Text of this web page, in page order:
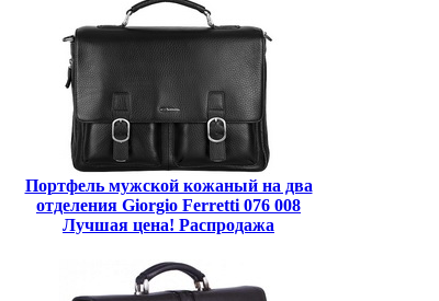
Портфель мужской кожаный на два
отделения Giorgio Ferretti 076 008
Лучшая цена! Распродажа